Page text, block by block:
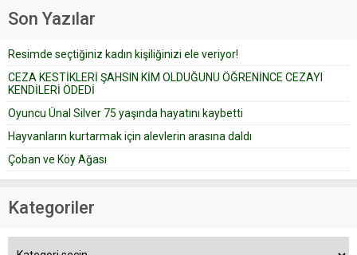
yapıştırdığı için düğünden...
Son Yazılar
Resimde seçtiğiniz kadın kişiliğinizi ele veriyor!
CEZA KESTİKLERİ ŞAHSIN KİM OLDUĞUNU ÖĞRENİNCE CEZAYI
KENDİLERİ ÖDEDİ
Oyuncu Ünal Silver 75 yaşında hayatını kaybetti
Hayvanların kurtarmak için alevlerin arasına daldı
Çoban ve Köy Ağası
Kategoriler